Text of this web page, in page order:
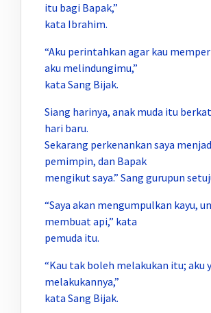
itu bagi Bapak,”
kata Ibrahim.
“Aku perintahkan agar kau
aku melindungimu,”
kata Sang Bijak.
Siang harinya, anak muda itu
hari baru.
Sekarang perkenankan saya
pemimpin, dan Bapak
mengikut saya.” Sang gurupun
“Saya akan mengumpulkan kayu,
membuat api,” kata
pemuda itu.
“Kau tak boleh melakukan itu; aku
melakukannya,”
kata Sang Bijak.